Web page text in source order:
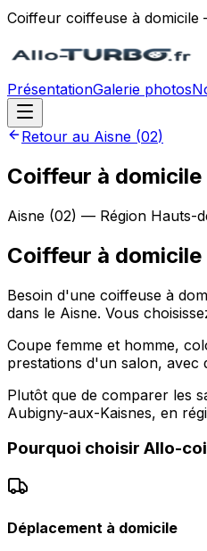
Coiffeur coiffeuse à
PrésentationGalerie photos
Retour au Aisne (02)
Coiffeur à
Aisne (02) — Région Hauts-
Coiffeur à domicile
Besoin d'une coiffeuse à
dans le Aisne. Vous
Coupe femme et homme,
prestations d'un salon, avec
Plutôt que de comparer les
Aubigny-aux-Kaisnes, en
Pourquoi choisir Allo-
Déplacement à domicile